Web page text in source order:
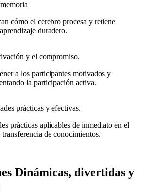
cómo el cerebro procesa y retiene
duradero.
y el compromiso.
a los participantes motivados y
la participación activa.
prácticas y efectivas.
prácticas aplicables de inmediato en el
de conocimientos.
Dinámicas, divertidas y